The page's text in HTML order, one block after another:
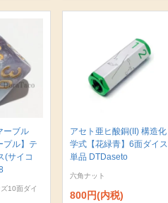
ーブル
プル】テ
(サイコ
10面ダイ
アセト亜ヒ酸銅(II) 構造化
学式【花緑青】6面ダイス
単品 DTDaseto
六角ナット
800円(内税)